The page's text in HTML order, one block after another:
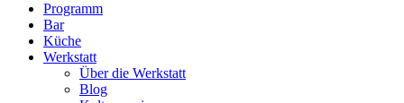
Programm
Bar
Küche
Werkstatt
Über die Werkstatt
Blog